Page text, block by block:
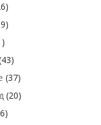
(37)
(20)